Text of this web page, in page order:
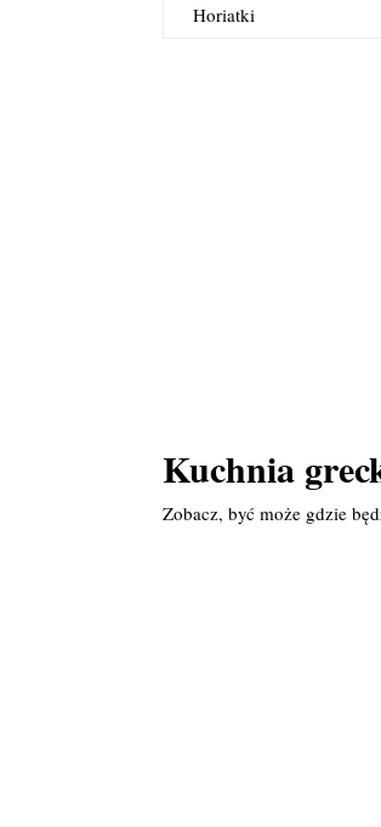
Horiatki
Kuchnia
Zobacz, być może gdzie